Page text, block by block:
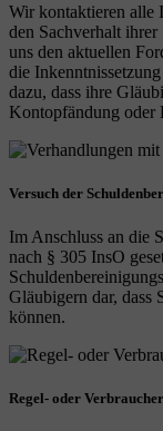
Wir kontaktieren alle
den Sachverhalt
uns den aktuellen
die
dazu, dass ihre
Kontopfändung oder
Versuch der
Im Anschluss an die
nach § 305 InsO
Gläubigern dar, dass
können.
Regel- oder